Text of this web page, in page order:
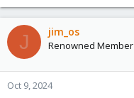
J jim_os
Renowned Member
Oct 9, 2024